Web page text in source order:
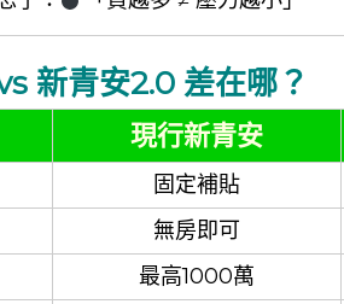
新青安2.0 差在哪？
現行新青安
固定補貼
無房即可
最高1000萬